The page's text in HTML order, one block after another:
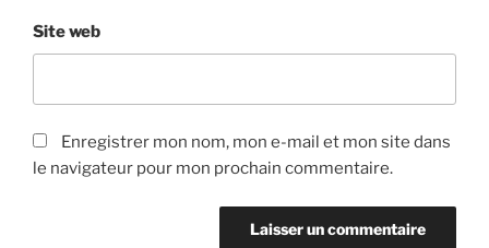
Site web
Enregistrer mon nom, mon e-mail et mon site dans
le navigateur pour mon prochain commentaire.